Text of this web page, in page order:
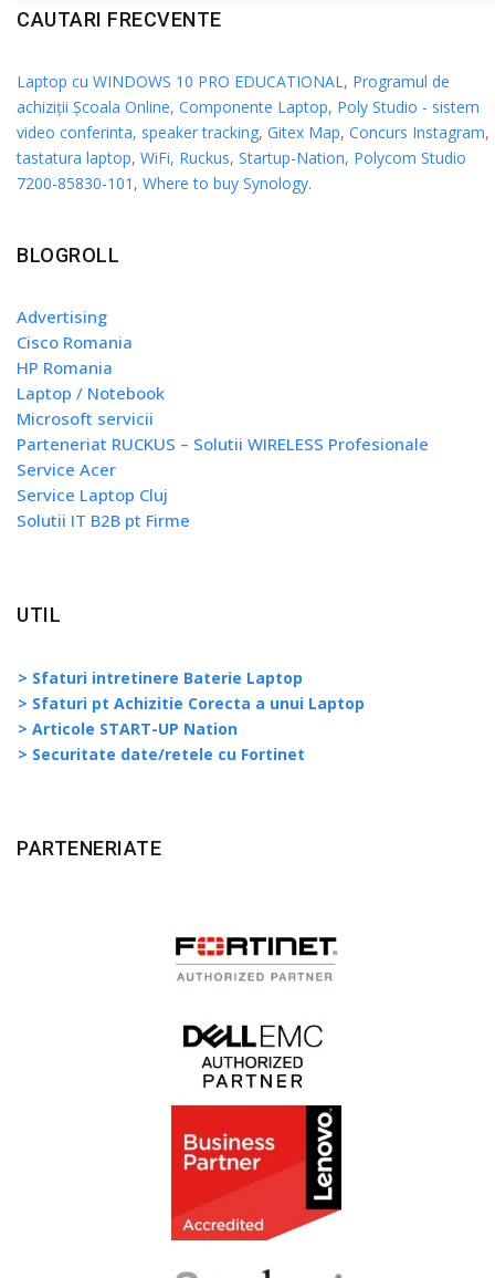
CAUTARI FRECVENTE
Laptop cu WINDOWS 10 PRO EDUCATIONAL, Programul de
achiziții Școala Online, Componente Laptop, Poly Studio - sistem
video conferinta, speaker tracking, Gitex Map, Concurs Instagram,
tastatura laptop, WiFi, Ruckus, Startup-Nation, Polycom Studio
7200-85830-101 , Where to buy Synology.
BLOGROLL
Advertising
Cisco Romania
HP Romania
Laptop / Notebook
Microsoft servicii
Parteneriat RUCKUS – Solutii WIRELESS Profesionale
Service Acer
Service Laptop Cluj
Solutii IT B2B pt Firme
UTIL
> Sfaturi intretinere Baterie Laptop
> Sfaturi pt Achizitie Corecta a unui Laptop
> Articole START-UP Nation
> Securitate date/retele cu Fortinet
PARTENERIATE